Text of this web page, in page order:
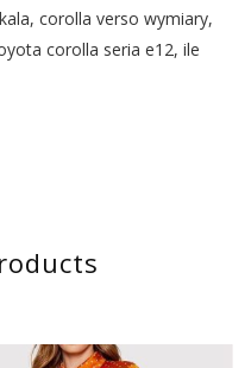
corolla verso wymiary,
corolla seria e12, ile